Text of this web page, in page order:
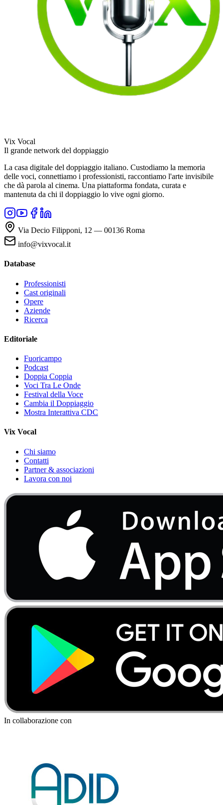
Vix Vocal
Il grande network del doppiaggio
La casa digitale del doppiaggio italiano. Custodiamo la memoria
delle voci, connettiamo i professionisti, raccontiamo l'arte invisibile
che dà parola al cinema. Una piattaforma fondata, curata e
mantenuta da chi il doppiaggio lo vive ogni giorno.
Via Decio Filipponi, 12 — 00136 Roma
info@vixvocal.it
Database
Professionisti
Cast originali
Opere
Aziende
Ricerca
Editoriale
Fuoricampo
Podcast
Doppia Coppia
Voci Tra Le Onde
Festival della Voce
Cambia il Doppiaggio
Mostra Interattiva CDC
Vix Vocal
Chi siamo
Contatti
Partner & associazioni
Lavora con noi
In collaborazione con